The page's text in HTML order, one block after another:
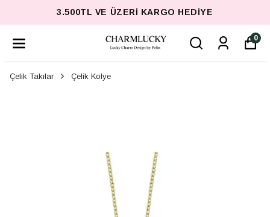
3.500TL VE ÜZERI KARGO HEDIYE
0
Çelik Takılar Çelik Kolye